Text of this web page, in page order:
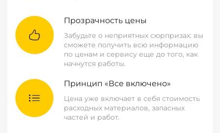
Прозрачность цены
Забудьте о неприятных сюрпризах: вы
сможете получить всю информацию
по ценам и сервису еще до того, как
начнутся работы.
Принцип «Все включено»
Цена уже включает в себя стоимость
расходных материалов, запасных
частей и работ.